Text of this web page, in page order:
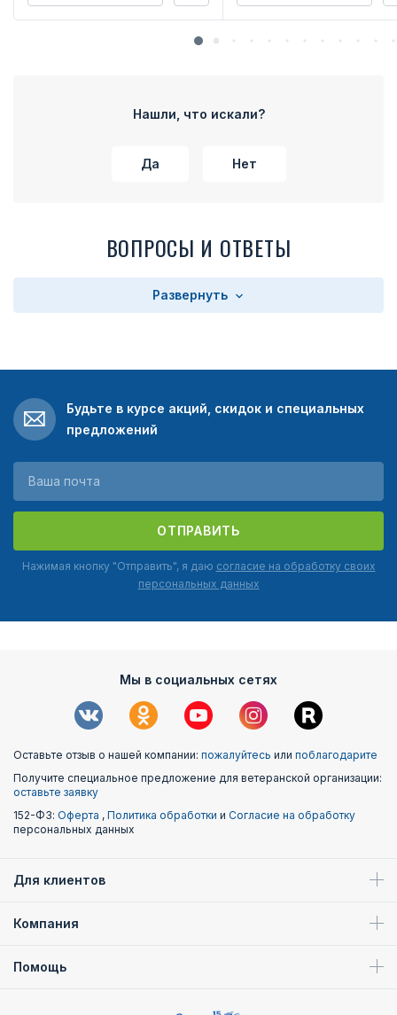
Нашли, что искали?
Да Нет
ВОПРОСЫ И ОТВЕТЫ
Развернуть
Будьте в курсе акций, скидок и специальных
предложений
ОТПРАВИТЬ
Нажимая кнопку "Отправить", я даю согласие на обработку своих
персональных данных
Мы в социальных сетях
Оставьте отзыв о нашей компании: пожалуйтесь или поблагодарите
Получите специальное предложение для ветеранской организации:
оставьте заявку
152-ФЗ: Оферта , Политика обработки и Согласие на обработку
персональных данных
Для клиентов
Компания
Помощь